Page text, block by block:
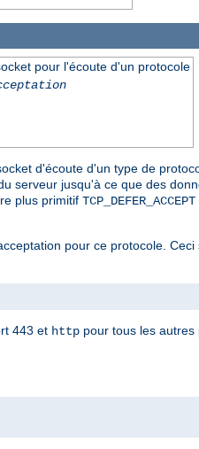
pour l'écoute d'un protocole
d'écoute d'un type de
serveur jusqu'à ce que des
plus primitif TCP_DEFER_ACCEPT
pour ce protocole.
443 et http pour tous les